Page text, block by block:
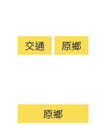
交通 原鄉
原鄉